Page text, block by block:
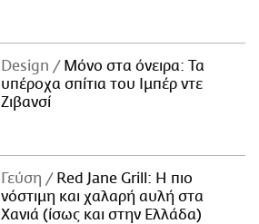
Design
Μόνο στα όνειρα: Τα
υπέροχα σπίτια του Ιμπέρ ντε
Ζιβανσί
Γεύση
Red Jane Grill: Η πιο
νόστιμη και χαλαρή αυλή στα
Χανιά (ίσως και στην Ελλάδα)